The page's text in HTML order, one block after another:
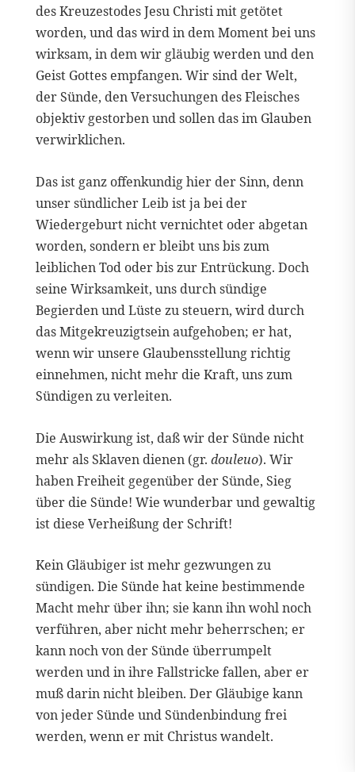
des Kreuzestodes Jesu Christi mit getötet
worden, und das wird in dem Moment bei uns
wirksam, in dem wir gläubig werden und den
Geist Gottes empfangen. Wir sind der Welt,
der Sünde, den Versuchungen des Fleisches
objektiv gestorben und sollen das im Glauben
verwirklichen.
Das ist ganz offenkundig hier der Sinn, denn
unser sündlicher Leib ist ja bei der
Wiedergeburt nicht vernichtet oder abgetan
worden, sondern er bleibt uns bis zum
leiblichen Tod oder bis zur Entrückung. Doch
seine Wirksamkeit, uns durch sündige
Begierden und Lüste zu steuern, wird durch
das Mitgekreuzigtsein aufgehoben; er hat,
wenn wir unsere Glaubensstellung richtig
einnehmen, nicht mehr die Kraft, uns zum
Sündigen zu verleiten.
Die Auswirkung ist, daß wir der Sünde nicht
mehr als Sklaven dienen (gr. douleuo). Wir
haben Freiheit gegenüber der Sünde, Sieg
über die Sünde! Wie wunderbar und gewaltig
ist diese Verheißung der Schrift!
Kein Gläubiger ist mehr gezwungen zu
sündigen. Die Sünde hat keine bestimmende
Macht mehr über ihn; sie kann ihn wohl noch
verführen, aber nicht mehr beherrschen; er
kann noch von der Sünde überrumpelt
werden und in ihre Fallstricke fallen, aber er
muß darin nicht bleiben. Der Gläubige kann
von jeder Sünde und Sündenbindung frei
werden, wenn er mit Christus wandelt.